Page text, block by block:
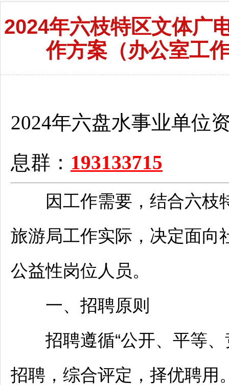
2024年六枝特区文体广
作方案（办公室工
2024年六盘水事业单位
息群： 193133715
因工作需要，结合六枝
旅游局工作实际，决定面向
公益性岗位人员。
一、 招聘原则
招聘遵循“公开、平等
招聘 ，综合评定，择优聘用